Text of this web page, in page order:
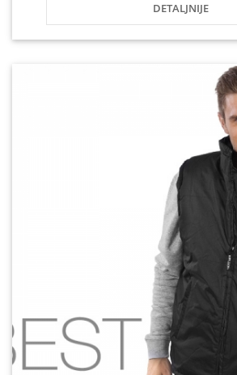
DETALJNIJE